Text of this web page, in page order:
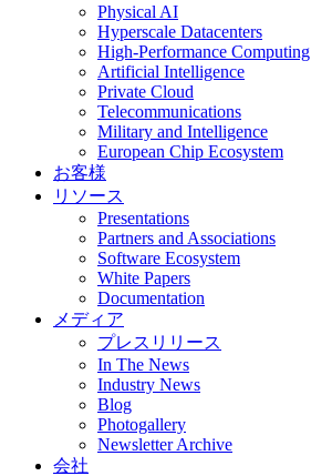
Physical AI
Hyperscale Datacenters
High-Performance Computing
Artificial Intelligence
Private Cloud
Telecommunications
Military and Intelligence
European Chip Ecosystem
お客様
リソース
Presentations
Partners and Associations
Software Ecosystem
White Papers
Documentation
メディア
プレスリリース
In The News
Industry News
Blog
Photogallery
Newsletter Archive
会社